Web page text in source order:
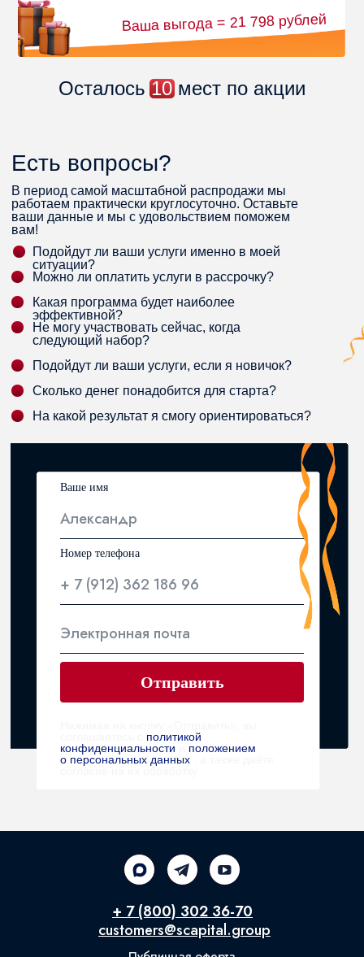
Ваша выгода = 21 798 рублей
Осталось10мест по акции
Ваше имя
Александр
Номер телефона
+ 7 (912) 362 186 96
Электронная почта
Отправить
политикой
конфиденциальности
положением
о персональных данных
Есть вопросы?
В период самой масштабной распродажи мы
работаем практически круглосуточно. Оставьте
ваши данные и мы с удовольствием поможем
вам!
Подойдут ли ваши услуги именно в моей
ситуации?
Можно ли оплатить услуги в рассрочку?
Не могу участвовать сейчас, когда
следующий набор?
Подойдут ли ваши услуги, если я новичок?
Сколько денег понадобится для старта?
На какой результат я смогу ориентироваться?
Какая программа будет наиболее
эффективной?
customers@scapital.group
+ 7 (800) 302 36-70